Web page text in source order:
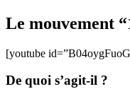
Le mouvement
[youtube
De quoi s’agit-il ?